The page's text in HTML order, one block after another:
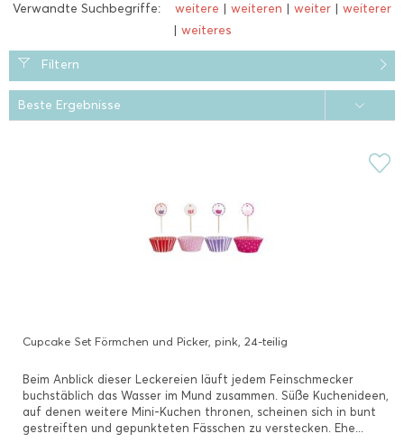
Verwandte Suchbegriffe:
weitere | weiteren | weiter | weiterer
| weiteres
Filtern
Cupcake Set Förmchen und Picker, pink, 24-teilig
Beim Anblick dieser Leckereien läuft jedem Feinschmecker
buchstäblich das Wasser im Mund zusammen. Süße Kuchenideen,
auf denen weitere Mini-Kuchen thronen, scheinen sich in bunt
gestreiften und gepunkteten Fässchen zu verstecken. Ehe...